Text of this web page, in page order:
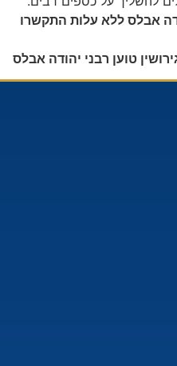
אבלס ללא עלות התקשרו
טוען רבני יהודה אבלס